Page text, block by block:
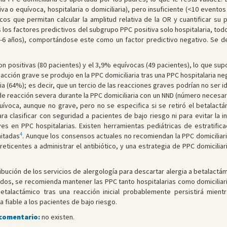
o equívoca, hospitalaria o domiciliaria), pero insuficiente (<10
que permitan calcular la amplitud relativa de la OR y cuantificar
factores predictivos del subgrupo PPC positiva solo hospitalaria,
6 años), comportándose este como un factor predictivo negativo. Se
positivas (80 pacientes) y el 3,9% equívocas (49 pacientes), lo que
grave se produjo en la PPC domiciliaria tras una PPC hospitalaria
(64%); es decir, que un tercio de las reacciones graves podrían no ser
reacción severa durante la PPC domiciliaria con un NND (número
aunque no grave, pero no se especifica si se retiró el
clasificar con seguridad a pacientes de bajo riesgo ni para evitar la
en PPC hospitalarias. Existen herramientas pediátricas de
4. Aunque los consensos actuales no recomiendan la PPC
a administrar el antibiótico, y una estrategia de PPC
de los servicios de alergología para descartar alergia a
se recomienda mantener las PPC tanto hospitalarias como
tras una reacción inicial probablemente persistirá
a los pacientes de bajo riesgo.
no existen.